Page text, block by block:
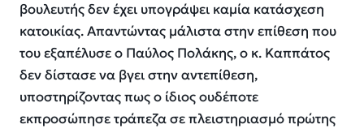
βουλευτής δεν έχει υπογράψει καμία κατάσχεση
κατοικίας. Απαντώντας μάλιστα στην επίθεση που
του εξαπέλυσε ο Παύλος Πολάκης, ο κ. Καππάτος
δεν δίστασε να βγει στην αντεπίθεση,
υποστηρίζοντας πως ο ίδιος ουδέποτε
εκπροσώπησε τράπεζα σε πλειστηριασμό πρώτης